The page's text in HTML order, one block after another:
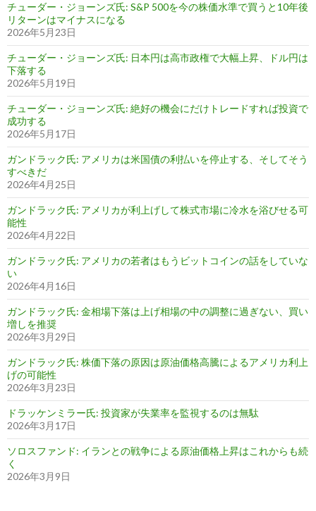
チューダー・ジョーンズ氏: S&P 500を今の株価水準で買うと10年後
リターンはマイナスになる
2026年5月23日
チューダー・ジョーンズ氏: 日本円は高市政権で大幅上昇、ドル円は
下落する
2026年5月19日
チューダー・ジョーンズ氏: 絶好の機会にだけトレードすれば投資で
成功する
2026年5月17日
ガンドラック氏: アメリカは米国債の利払いを停止する、そしてそう
すべきだ
2026年4月25日
ガンドラック氏: アメリカが利上げして株式市場に冷水を浴びせる可
能性
2026年4月22日
ガンドラック氏: アメリカの若者はもうビットコインの話をしていな
い
2026年4月16日
ガンドラック氏: 金相場下落は上げ相場の中の調整に過ぎない、買い
増しを推奨
2026年3月29日
ガンドラック氏: 株価下落の原因は原油価格高騰によるアメリカ利上
げの可能性
2026年3月23日
ドラッケンミラー氏: 投資家が失業率を監視するのは無駄
2026年3月17日
ソロスファンド: イランとの戦争による原油価格上昇はこれからも続
く
2026年3月9日